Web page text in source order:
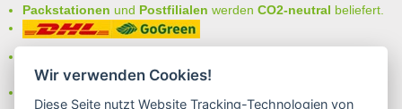
Packstationen und Postfilialen werden CO2-neutral beliefert.
auswählen:
Wir verwenden Cookies!
Diese Seite nutzt Website Tracking-Technologien von